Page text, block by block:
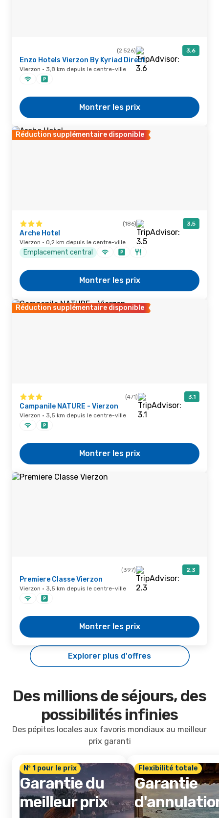
(2 526) 3,6
Enzo Hotels Vierzon By Kyriad Direct
Vierzon · 3,8 km depuis le centre-ville
Montrer les prix
Réduction supplémentaire disponible
(186) 3,5
Arche Hotel
Vierzon · 0,2 km depuis le centre-ville
Emplacement central
Montrer les prix
Réduction supplémentaire disponible
(471) 3,1
Campanile NATURE - Vierzon
Vierzon · 3,5 km depuis le centre-ville
Montrer les prix
(397) 2,3
Premiere Classe Vierzon
Vierzon · 3,5 km depuis le centre-ville
Montrer les prix
Explorer plus d'offres
Des millions de séjours, des
possibilités infinies
Des pépites locales aux favoris mondiaux au meilleur
prix garanti
Nº 1 pour le prix
Garantie du
meilleur prix
Flexibilité totale
Garantie